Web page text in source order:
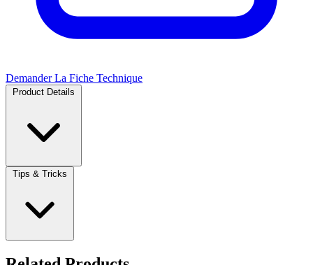
Demander La Fiche Technique
Product Details
Tips & Tricks